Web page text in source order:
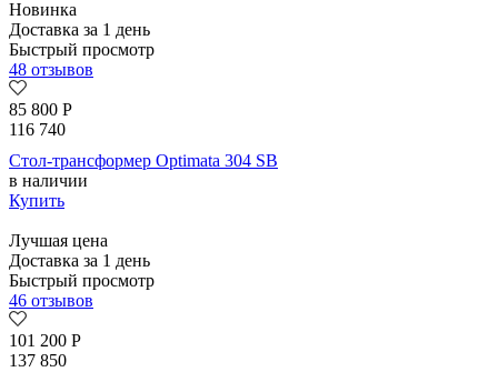
Новинка
Доставка за 1 день
Быстрый просмотр
48 отзывов
85 800 Р
116 740
Стол-трансформер Optimata 304 SB
в наличии
Купить
Лучшая цена
Доставка за 1 день
Быстрый просмотр
46 отзывов
101 200 Р
137 850